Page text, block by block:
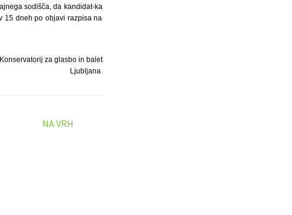
sodišča, da kandidat-ka
15 dneh po objavi razpisa na
za glasbo in balet
Ljubljana
NA VRH